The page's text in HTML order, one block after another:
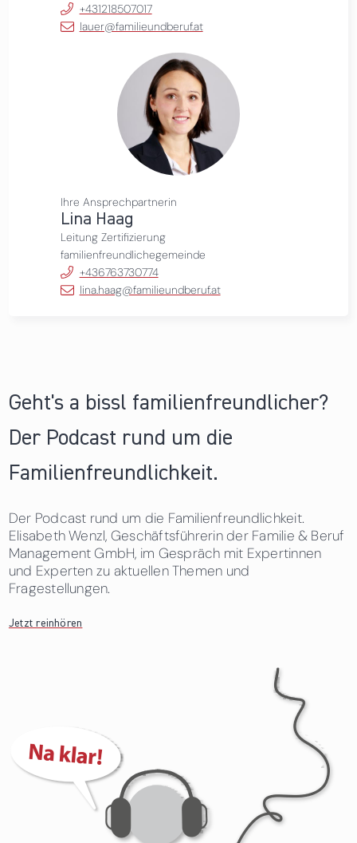
+431218507017
lauer@familieundberuf.at
Ihre Ansprechpartnerin
Lina Haag
Leitung Zertifizierung
familienfreundlichegemeinde
+436763730774
lina.haag@familieundberuf.at
Geht's a bissl familienfreundlicher?
Der Podcast rund um die
Familienfreundlichkeit.
Der Podcast rund um die Familienfreundlichkeit.
Elisabeth Wenzl, Geschäftsführerin der Familie & Beruf
Management GmbH, im Gespräch mit Expertinnen
und Experten zu aktuellen Themen und
Fragestellungen.
Jetzt reinhören